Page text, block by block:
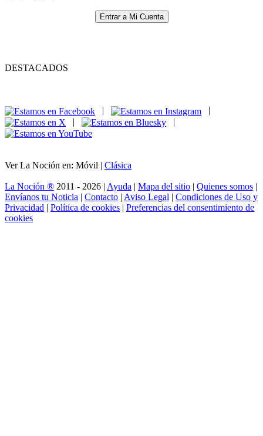
Entrar a Mi Cuenta
DESTACADOS
|
|
Ver La Noción en: Móvil | Clásica
La Noción ® 2011 - 2026 | Ayuda | Mapa del sitio | Quienes somos |
Envíanos tu Noticia | Contacto | Aviso Legal | Condiciones de Uso y
Privacidad | Política de cookies | Preferencias del consentimiento de
cookies